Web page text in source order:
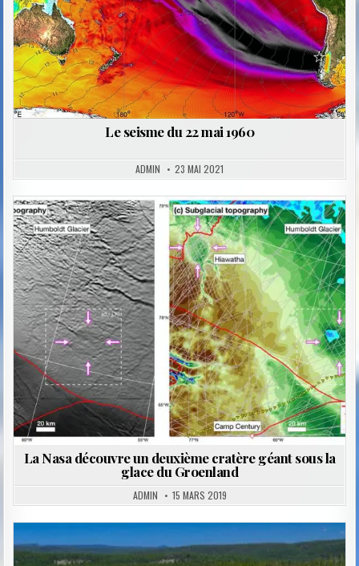
Le seisme du 22 mai 1960
ADMIN 23 MAI 2021
Posted
in
La Nasa découvre un deuxième cratère géant sous la
glace du Groenland
ADMIN 15 MARS 2019
Posted